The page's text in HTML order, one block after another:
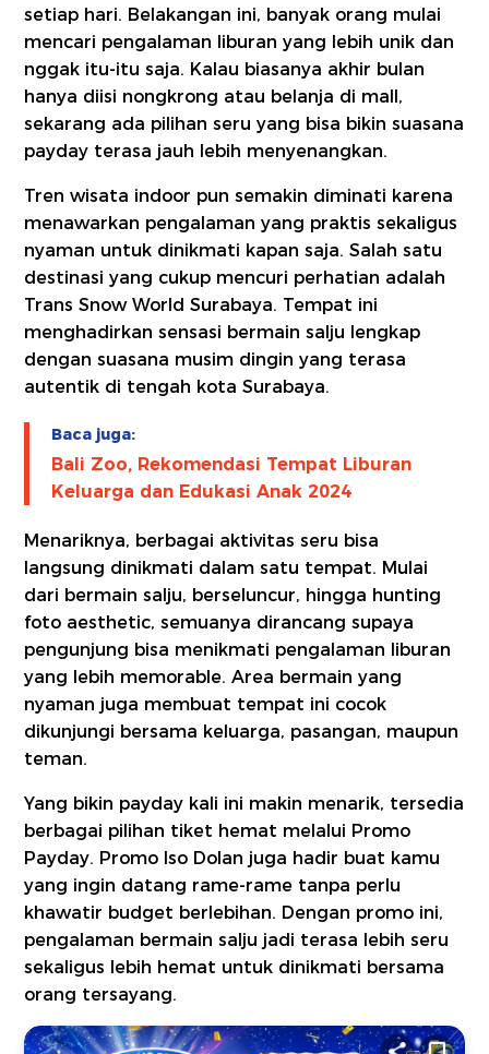
setiap hari. Belakangan ini, banyak orang mulai
mencari pengalaman liburan yang lebih unik dan
nggak itu-itu saja. Kalau biasanya akhir bulan
hanya diisi nongkrong atau belanja di mall,
sekarang ada pilihan seru yang bisa bikin suasana
payday terasa jauh lebih menyenangkan.
Tren wisata indoor pun semakin diminati karena
menawarkan pengalaman yang praktis sekaligus
nyaman untuk dinikmati kapan saja. Salah satu
destinasi yang cukup mencuri perhatian adalah
Trans Snow World Surabaya. Tempat ini
menghadirkan sensasi bermain salju lengkap
dengan suasana musim dingin yang terasa
autentik di tengah kota Surabaya.
Baca juga:
Bali Zoo, Rekomendasi Tempat Liburan
Keluarga dan Edukasi Anak 2024
Menariknya, berbagai aktivitas seru bisa
langsung dinikmati dalam satu tempat. Mulai
dari bermain salju, berseluncur, hingga hunting
foto aesthetic, semuanya dirancang supaya
pengunjung bisa menikmati pengalaman liburan
yang lebih memorable. Area bermain yang
nyaman juga membuat tempat ini cocok
dikunjungi bersama keluarga, pasangan, maupun
teman.
Yang bikin payday kali ini makin menarik, tersedia
berbagai pilihan tiket hemat melalui Promo
Payday. Promo Iso Dolan juga hadir buat kamu
yang ingin datang rame-rame tanpa perlu
khawatir budget berlebihan. Dengan promo ini,
pengalaman bermain salju jadi terasa lebih seru
sekaligus lebih hemat untuk dinikmati bersama
orang tersayang.